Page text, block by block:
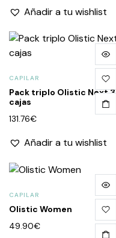
Añadir a tu wishlist
CAPILAR
Pack triplo Olistic Next 3
cajas
131.76€
Añadir a tu wishlist
CAPILAR
Olistic Women
49.90€